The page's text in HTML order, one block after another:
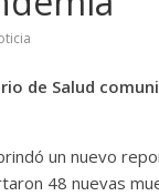
de Salud
un nuevo
48 nuevas